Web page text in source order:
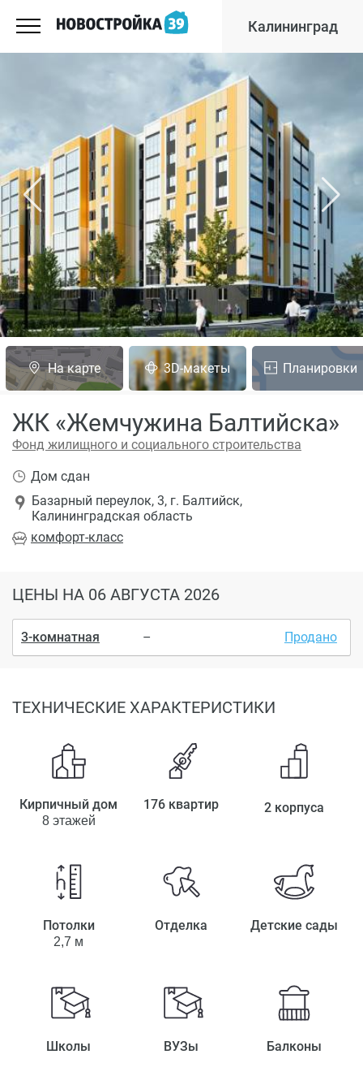
Калининград
На карте 3D-макеты Планировки
ЖК «Жемчужина Балтийска»
Фонд жилищного и социального строительства
комфорт-класс
Базарный переулок, 3, г. Балтийск,
Калининградская область
Дом сдан
ЦЕНЫ НА 06 АВГУСТА 2026
3-комнатная – Продано
ТЕХНИЧЕСКИЕ ХАРАКТЕРИСТИКИ
Кирпичный дом
8 этажей
176 квартир 2 корпуса
Потолки
2,7 м
Отделка Детские сады
Школы ВУЗы Балконы